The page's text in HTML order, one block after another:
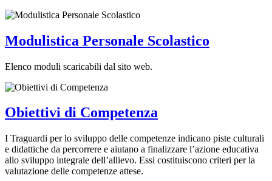
Modulistica Personale Scolastico
Elenco moduli scaricabili dal sito web.
Obiettivi di Competenza
I Traguardi per lo sviluppo delle competenze indicano piste culturali
e didattiche da percorrere e aiutano a finalizzare l’azione educativa
allo sviluppo integrale dell’allievo. Essi costituiscono criteri per la
valutazione delle competenze attese.